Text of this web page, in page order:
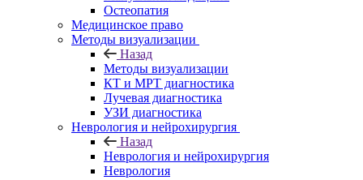
Остеопатия
Медицинское право
Методы визуализации
Назад
Методы визуализации
КТ и МРТ диагностика
Лучевая диагностика
УЗИ диагностика
Неврология и нейрохирургия
Назад
Неврология и нейрохирургия
Неврология